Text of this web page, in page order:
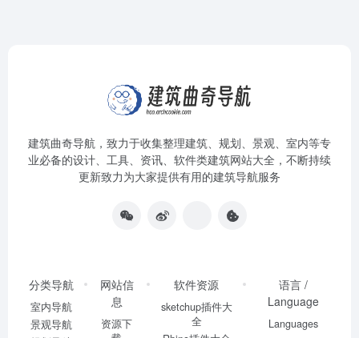
建筑曲奇导航 ，致力于收集整理建筑、规划、景观、室内等专
业必备的设计、工具、资讯、软件类建筑网站大全，不断持续
更新致力为大家提供有用的建筑导航服务
分类导航
室内导航
景观导航
网站信
息
资源下
软件资源
sketchup插件大
全
语言 /
Language
Languages